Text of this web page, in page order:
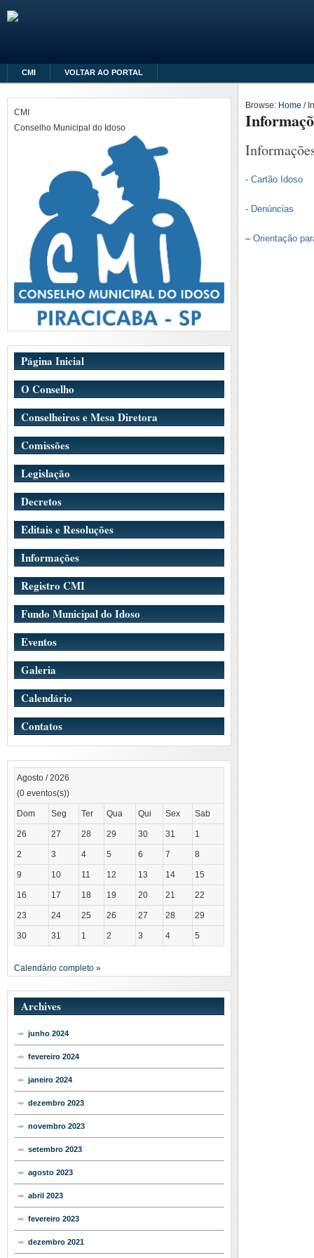
CMI VOLTAR AO PORTAL
Browse: Home /
- Cartão Idoso
- Denúncias
– Orientação
CMI
Conselho Municipal do Idoso
Página Inicial
O Conselho
Conselheiros e Mesa Diretora
Comissões
Legislação
Decretos
Editais e Resoluções
Informações
Registro CMI
Fundo Municipal do Idoso
Eventos
Galeria
Calendário
Contatos
Agosto / 2026
(0 eventos(s))
Dom Seg Ter Qua Qui Sex Sab
26 27 28 29 30 31 1
2 3 4 5 6 7 8
9 10 11 12 13 14 15
16 17 18 19 20 21 22
23 24 25 26 27 28 29
30 31 1 2 3 4 5
Calendário completo »
Archives
junho 2024
fevereiro 2024
janeiro 2024
dezembro 2023
novembro 2023
setembro 2023
agosto 2023
abril 2023
fevereiro 2023
dezembro 2021